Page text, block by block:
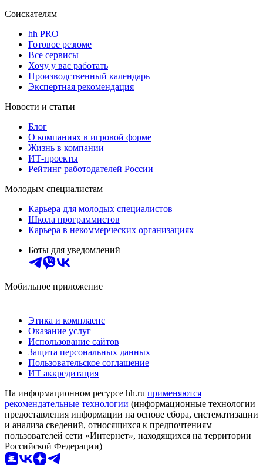
Соискателям
hh PRO
Готовое резюме
Все сервисы
Хочу у вас работать
Производственный календарь
Экспертная рекомендация
Новости и статьи
Блог
О компаниях в игровой форме
Жизнь в компании
ИТ-проекты
Рейтинг работодателей России
Молодым специалистам
Карьера для молодых специалистов
Школа программистов
Карьера в некоммерческих организациях
Боты для уведомлений
Мобильное приложение
Этика и комплаенс
Оказание услуг
Использование сайтов
Защита персональных данных
Пользовательское соглашение
ИТ аккредитация
На информационном ресурсе hh.ru применяются
рекомендательные технологии (информационные технологии
предоставления информации на основе сбора, систематизации
и анализа сведений, относящихся к предпочтениям
пользователей сети «Интернет», находящихся на территории
Российской Федерации)